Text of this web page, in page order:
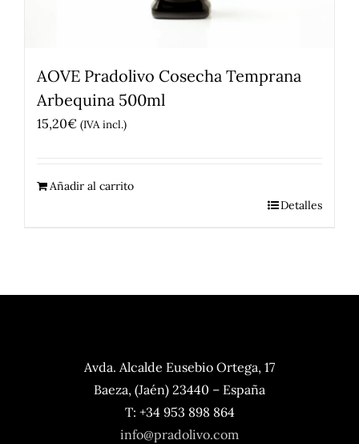
AOVE Pradolivo Cosecha Temprana
Arbequina 500ml
15,20€ (IVA incl.)
Añadir al carrito
Detalles
Avda. Alcalde Eusebio Ortega, 17
Baeza, (Jaén) 23440 – España
T: +34 953 898 864
info@pradolivo.com